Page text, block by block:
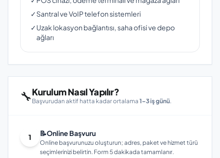
✓Santral ve VoIP telefon sistemleri
✓Uzak lokasyon bağlantısı, saha ofisi ve depo
ağları
🔧Kurulum Nasıl Yapılır?
Başvurudan aktif hatta kadar ortalama 1–3 iş günü.
1 📝Online Başvuru
Online başvurunuzu oluşturun; adres, paket ve hizmet türü
seçimlerinizi belirtin. Form 5 dakikada tamamlanır.